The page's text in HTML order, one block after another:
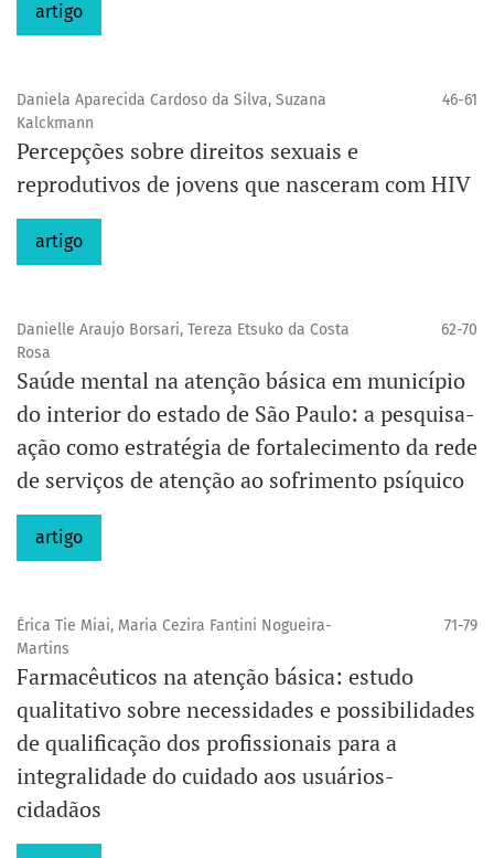
artigo
Daniela Aparecida Cardoso da Silva, Suzana
Kalckmann
46-61
Percepções sobre direitos sexuais e
reprodutivos de jovens que nasceram com HIV
artigo
Danielle Araujo Borsari, Tereza Etsuko da Costa
Rosa
62-70
Saúde mental na atenção básica em município
do interior do estado de São Paulo: a pesquisa-
ação como estratégia de fortalecimento da rede
de serviços de atenção ao sofrimento psíquico
artigo
Érica Tie Miai, Maria Cezira Fantini Nogueira-
Martins
71-79
Farmacêuticos na atenção básica: estudo
qualitativo sobre necessidades e possibilidades
de qualificação dos profissionais para a
integralidade do cuidado aos usuários-
cidadãos